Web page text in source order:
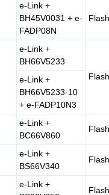
e-Link +
BH45V0031 + e-
FADP08N
e-Link +
BH66V5233
e-Link +
BH66V5233-10
+ e-FADP10N3
e-Link +
BC66V860
e-Link +
BS66V340
e-Link +